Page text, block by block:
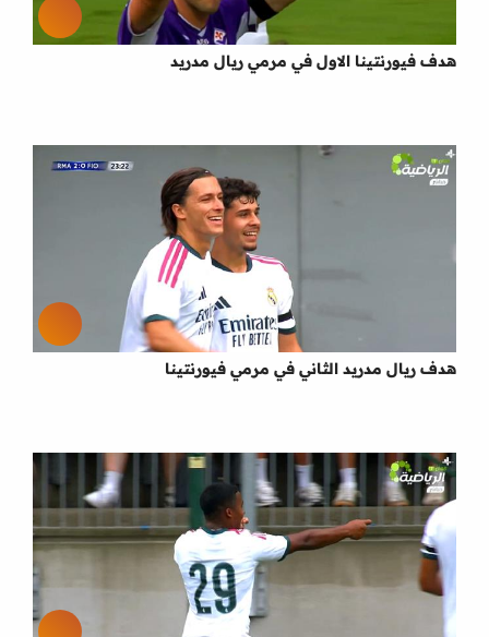
هدف فيورنتينا الاول في مرمي ريال مدريد
هدف ريال مدريد الثاني في مرمي فيورنتينا